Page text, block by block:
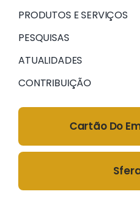
PRODUTOS E SERVIÇOS
PESQUISAS
ATUALIDADES
CONTRIBUIÇÃO
Cartão Do